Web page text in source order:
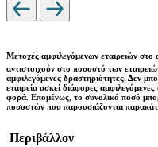
Μετοχές αμφιλεγόμενων εταιρειών στο
αντιστοιχούν στο ποσοστό των
αμφιλεγόμενες δραστηριότητες. Δεν
εταιρεία ασκεί διάφορες
φορά. Επομένως, το συνολικό ποσό
ποσοστών που παρουσιάζονται
Περιβάλλον